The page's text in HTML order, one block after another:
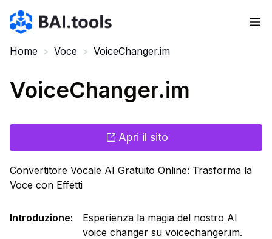
Bai.tools
Home > Voce > VoiceChanger.im
VoiceChanger.im
Apri il sito
Convertitore Vocale AI Gratuito Online: Trasforma la
Voce con Effetti
Introduzione:
Esperienza la magia del nostro AI
voice changer su voicechanger.im.